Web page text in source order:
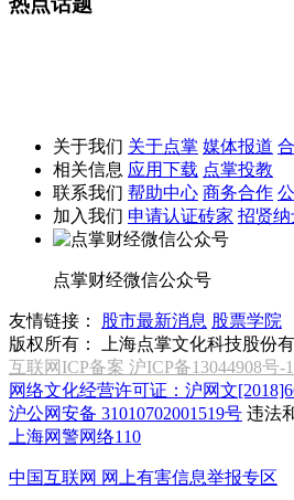
关于我们 关于点掌 媒体报道
相关信息 应用下载 点掌投教
联系我们 帮助中心 商务合作
加入我们 申请认证砖家 招贤纳
点掌财经微信公众号
友情链接： 股市最新消息 股票学院
版权所有：
上海点掌文化科技股份
互联网ICP备案 沪ICP备13044908号-1
网络文化经营许可证：沪网文
沪公网安备 31010702001519号 违法
上海网警网络110
中国互联网 网上有害信息举报专区